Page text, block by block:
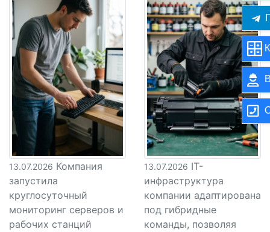
13.07.2026 Компания
запустила
круглосуточный
мониторинг серверов и
рабочих станций
13.07.2026 IT-
инфраструктура
компании адаптирована
под гибридные
команды, позволяя